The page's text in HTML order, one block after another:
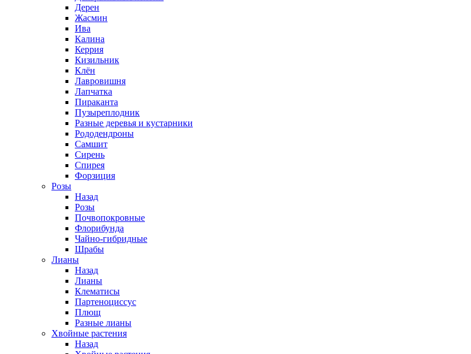
Дерен
Жасмин
Ива
Калина
Керрия
Кизильник
Клён
Лавровишня
Лапчатка
Пираканта
Пузыреплодник
Разные деревья и кустарники
Рододендроны
Самшит
Сирень
Спирея
Форзиция
Розы
Назад
Розы
Почвопокровные
Флорибунда
Чайно-гибридные
Шрабы
Лианы
Назад
Лианы
Клематисы
Партеноциссус
Плющ
Разные лианы
Хвойные растения
Назад